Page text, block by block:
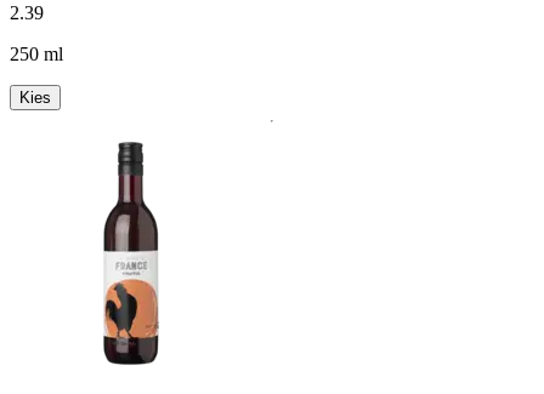
2.39
250 ml
Kies